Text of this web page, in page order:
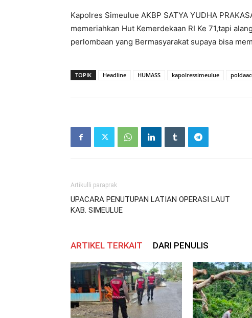
Kapolres Simeulue AKBP SATYA YUDHA
memeriahkan Hut Kemerdekaan RI Ke 71,tapi
perlombaan yang Bermasyarakat supaya bisa
TOPIK Headline HUMASS kapolressimeulue
Artikulli paraprak
UPACARA PENUTUPAN LATIAN OPERASI LAUT
KAB. SIMEULUE
ARTIKEL TERKAIT DARI PENULIS